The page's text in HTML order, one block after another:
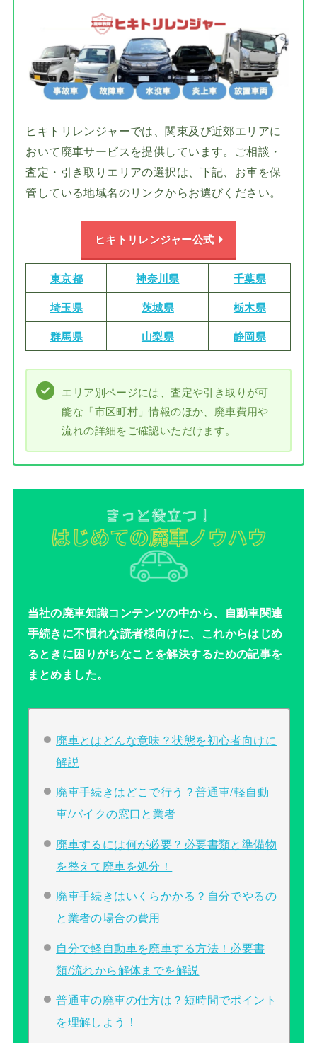
ヒキトリレンジャーでは、関東及び近郊エリアに
おいて廃車サービスを提供しています。ご相談・
査定・引き取りエリアの選択は、下記、お車を保
管している地域名のリンクからお選びください。
ヒキトリレンジャー公式
東京都 神奈川県
千葉県
埼玉県
茨城県
栃木県
群馬県
山梨県 静岡県
エリア別ページには、査定や引き取りが可
能な「市区町村」情報のほか、廃車費用や
流れの詳細をご確認いただけます。
当社の廃車知識コンテンツの中から、自動車関連
手続きに不慣れな読者様向けに、これからはじめ
るときに困りがちなことを解決するための記事を
まとめました。
廃車とはどんな意味？状態を初心者向けに
解説
廃車手続きはどこで行う？普通車/軽自動
車/バイクの窓口と業者
廃車するには何が必要？必要書類と準備物
を整えて廃車を処分！
廃車手続きはいくらかかる？自分でやるの
と業者の場合の費用
自分で軽自動車を廃車する方法！必要書
類/流れから解体までを解説
普通車の廃車の仕方は？短時間でポイント
を理解しよう！